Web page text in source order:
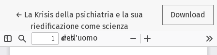
← Return to Article Details
La Krisis della psichiatria e la sua
riedificazione come scienza
dell’uomo
Download